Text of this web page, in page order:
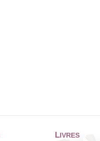
LIVRES